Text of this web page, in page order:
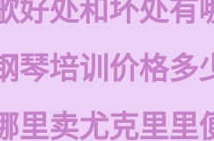
好处和坏处有
琴培训价格多
里卖尤克里里